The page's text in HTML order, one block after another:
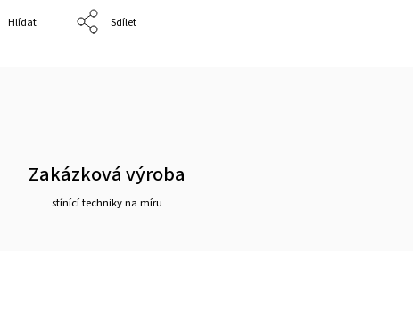
Hlídat Sdílet
Zakázková výroba
stínící techniky na míru